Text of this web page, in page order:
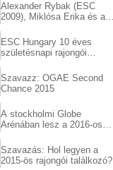
Alexander Rybak (ESC
2009), Miklósa Erika és a
sztárjai a Margitszigeten
ESC Hungary 10 éves
születésnapi rajongói
Szavazz: OGAE Second
Chance 2015
A stockholmi Globe
Arénában lesz a 2016-os
Szavazás: Hol legyen a
2015-ös rajongói találkozó?